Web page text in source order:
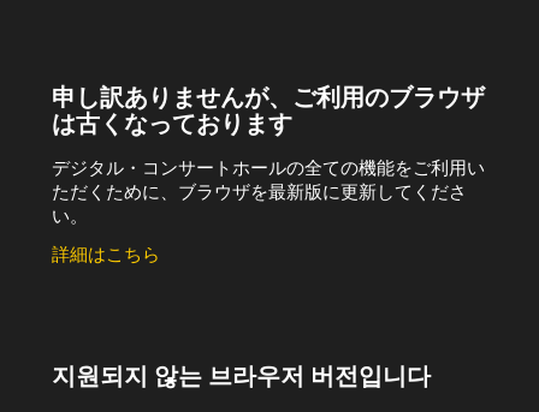
申し訳ありませんが、ご利用のブラウザ
は古くなっております
デジタル・コンサートホールの全ての機能をご利用い
ただくために、ブラウザを最新版に更新してくださ
い。
詳細はこちら
지원되지 않는 브라우저 버전입니다